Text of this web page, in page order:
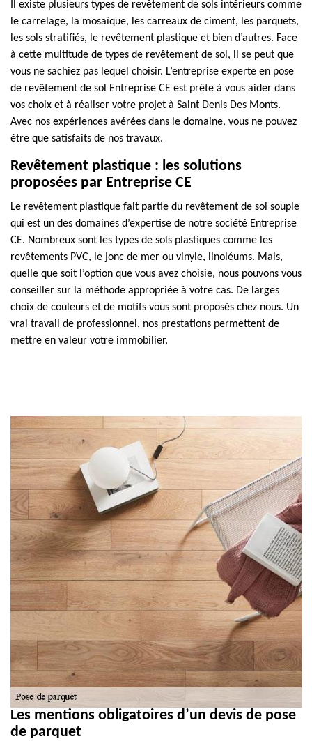
Il existe plusieurs types de revêtement de sols intérieurs comme
le carrelage, la mosaïque, les carreaux de ciment, les parquets,
les sols stratifiés, le revêtement plastique et bien d’autres. Face
à cette multitude de types de revêtement de sol, il se peut que
vous ne sachiez pas lequel choisir. L’entreprise experte en pose
de revêtement de sol Entreprise CE est prête à vous aider dans
vos choix et à réaliser votre projet à Saint Denis Des Monts.
Avec nos expériences avérées dans le domaine, vous ne pouvez
être que satisfaits de nos travaux.
Revêtement plastique : les solutions
proposées par Entreprise CE
Le revêtement plastique fait partie du revêtement de sol souple
qui est un des domaines d’expertise de notre société Entreprise
CE. Nombreux sont les types de sols plastiques comme les
revêtements PVC, le jonc de mer ou vinyle, linoléums. Mais,
quelle que soit l’option que vous avez choisie, nous pouvons vous
conseiller sur la méthode appropriée à votre cas. De larges
choix de couleurs et de motifs vous sont proposés chez nous. Un
vrai travail de professionnel, nos prestations permettent de
mettre en valeur votre immobilier.
Les mentions obligatoires d’un devis de pose
de parquet